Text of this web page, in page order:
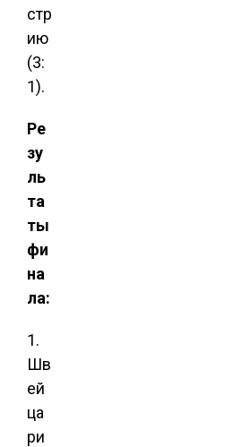
стр
ию
(3:
1).
Ре
зу
ль
та
ты
фи
на
ла:
1.
Шв
ей
ца
ри